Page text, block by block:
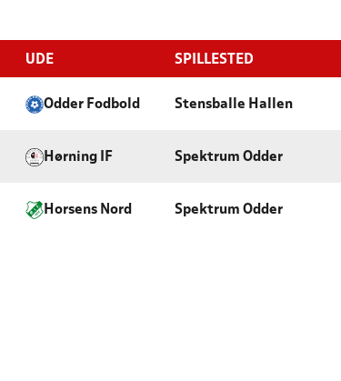
UDE SPILLESTED
Odder Fodbold Stensballe Hallen
Hørning IF Spektrum Odder
Horsens Nord Spektrum Odder